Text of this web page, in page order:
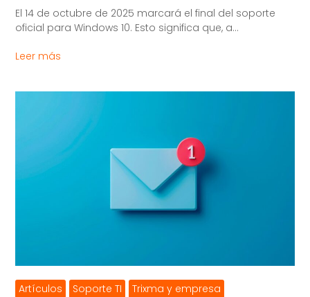
El 14 de octubre de 2025 marcará el final del soporte
oficial para Windows 10. Esto significa que, a...
Leer más
Artículos Soporte TI Trixma y empresa